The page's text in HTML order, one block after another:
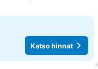
Katso hinnat